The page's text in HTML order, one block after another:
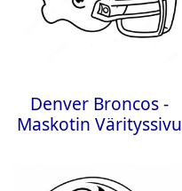
Denver Broncos -
Maskotin Värityssivu